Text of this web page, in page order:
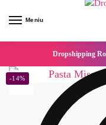
Meniu
Dropshipping
-14%